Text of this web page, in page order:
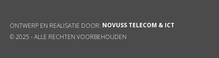
ONTWERP EN REALISATIE DOOR: NOVUSS TELECOM & ICT
© 2025 -ALLE RECHTEN VOORBEHOUDEN